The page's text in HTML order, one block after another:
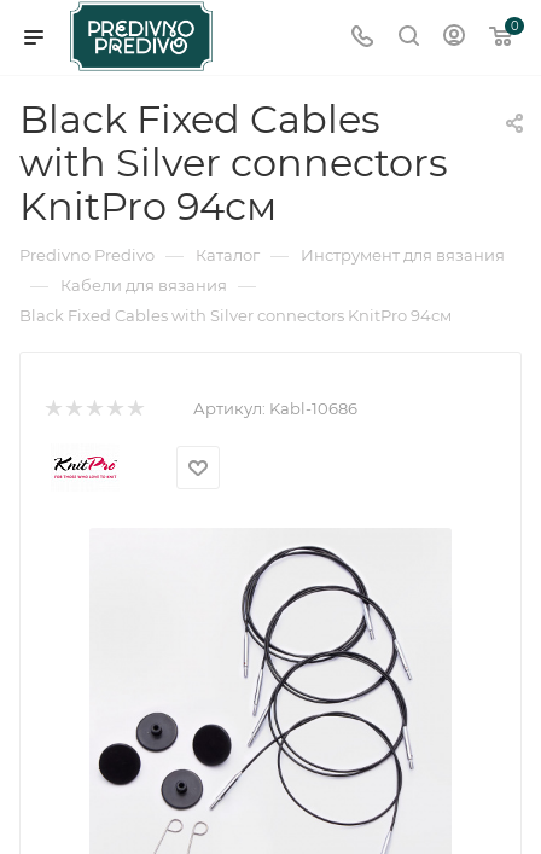
0
Black Fixed Cables
with Silver connectors
KnitPro 94см
Predivno Predivo — Каталог — Инструмент для вязания
— Кабели для вязания —
Black Fixed Cables with Silver connectors KnitPro 94см
Артикул: Kabl-10686